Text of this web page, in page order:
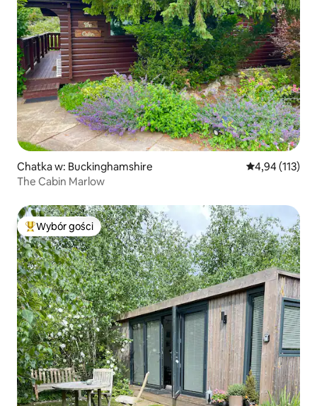
Chatka w: Buckinghamshire Średnia
4,94 (113)
The Cabin Marlow
Najpopularniejsze z kategorii Wybór gości
Wybór gości